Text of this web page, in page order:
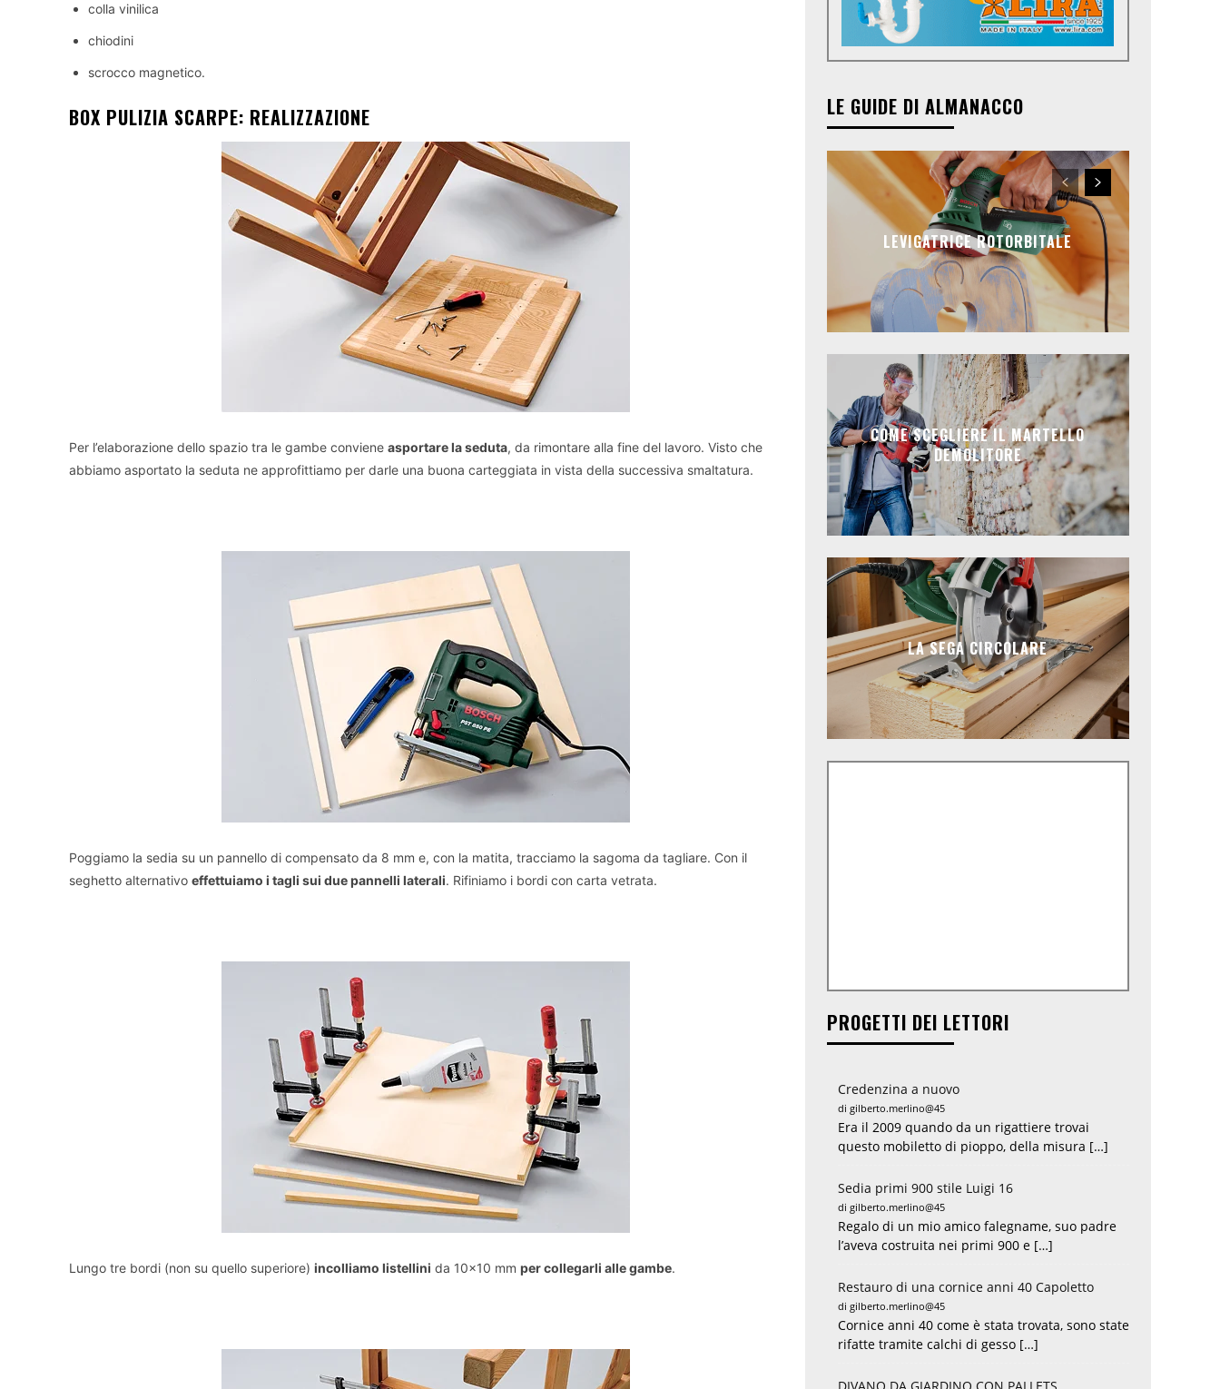
colla vinilica
chiodini
scrocco magnetico.
BOX PULIZIA SCARPE: REALIZZAZIONE
Per l’elaborazione dello spazio tra le gambe conviene asportare la seduta, da rimontare alla fine del lavoro. Visto che
abbiamo asportato la seduta ne approfittiamo per darle una buona carteggiata in vista della successiva smaltatura.
Poggiamo la sedia su un pannello di compensato da 8 mm e, con la matita, tracciamo la sagoma da tagliare. Con il
seghetto alternativo effettuiamo i tagli sui due pannelli laterali. Rifiniamo i bordi con carta vetrata.
Lungo tre bordi (non su quello superiore) incolliamo listellini da 10×10 mm per collegarli alle gambe.
LE GUIDE DI ALMANACCO
LEVIGATRICE ROTORBITALE
COME SCEGLIERE IL MARTELLO
DEMOLITORE
LA SEGA CIRCOLARE
PROGETTI DEI LETTORI
Credenzina a nuovo
di gilberto.merlino@45
Era il 2009 quando da un rigattiere trovai
questo mobiletto di pioppo, della misura […]
Sedia primi 900 stile Luigi 16
di gilberto.merlino@45
Regalo di un mio amico falegname, suo padre
l’aveva costruita nei primi 900 e […]
Restauro di una cornice anni 40 Capoletto
di gilberto.merlino@45
Cornice anni 40 come è stata trovata, sono state
rifatte tramite calchi di gesso […]